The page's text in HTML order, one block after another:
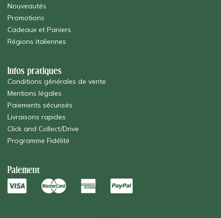
Nouveautés
Promotions
Cadeaux et Paniers
Régions italiennes
Infos pratiques
Conditions générales de vente
Mentions légales
Paiements sécurisés
Livraisons rapides
Click and Collect/Drive
Programme Fidélité
Paiement